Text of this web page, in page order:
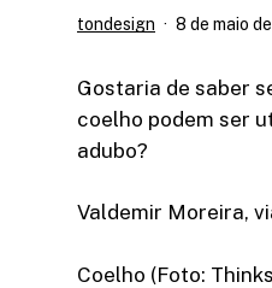
tondesign 8 de maio
Gostaria de saber
coelho podem ser
adubo?
Valdemir Moreira,
Coelho (Foto: